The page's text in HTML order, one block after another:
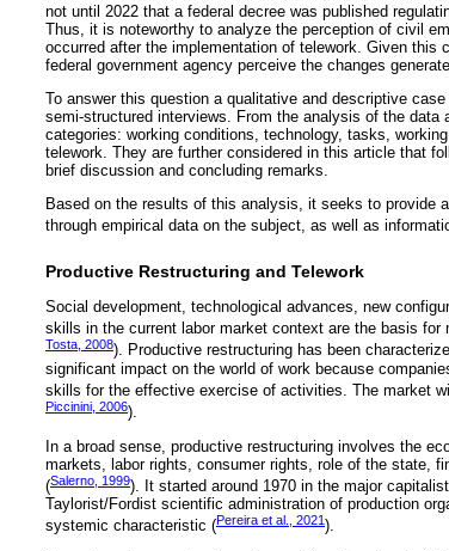
not until 2022 that a federal decree was published
Thus, it is noteworthy to analyze the perception of civil
occurred after the implementation of telework. Given
federal government agency perceive the changes
To answer this question a qualitative and descriptive
semi-structured interviews. From the analysis of the
categories: working conditions, technology, tasks,
telework. They are further considered in this article that
brief discussion and concluding remarks.
Based on the results of this analysis, it seeks to provide
through empirical data on the subject, as well as
Productive Restructuring and Telework
Social development, technological advances, new
skills in the current labor market context are the basis
Tosta, 2008). Productive restructuring has been
significant impact on the world of work because
skills for the effective exercise of activities. The market
Piccinini, 2006).
In a broad sense, productive restructuring involves the
markets, labor rights, consumer rights, role of the state,
(Salerno, 1999). It started around 1970 in the major
Taylorist/Fordist scientific administration of production
systemic characteristic (Pereira et al., 2021).